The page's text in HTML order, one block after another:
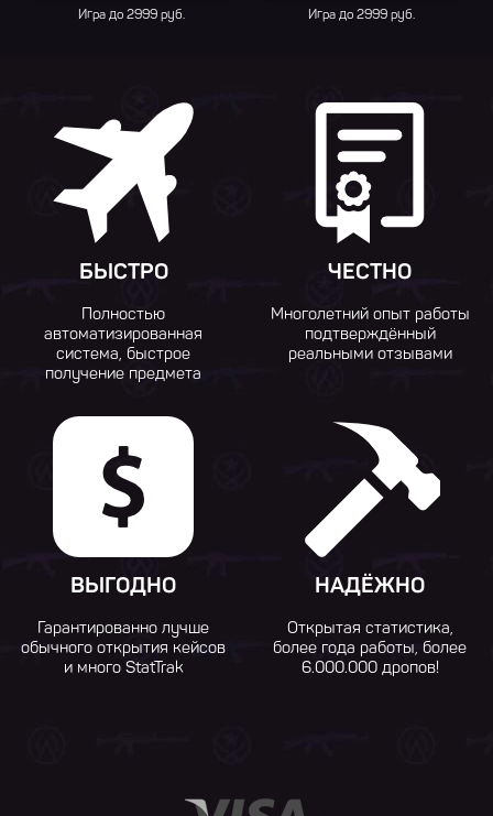
Игра до 2999 руб. Игра до 2999 руб.
БЫСТРО
Полностью
автоматизированная
система, быстрое
получение предмета
ЧЕСТНО
Многолетний опыт работы
подтверждённый
реальными отзывами
ВЫГОДНО
Гарантированно лучше
обычного открытия кейсов
и много StatTrak
НАДЁЖНО
Открытая статистика,
более года работы, более
6.000.000 дропов!